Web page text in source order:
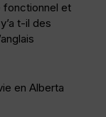
fonctionnel et
t-il des
en Alberta